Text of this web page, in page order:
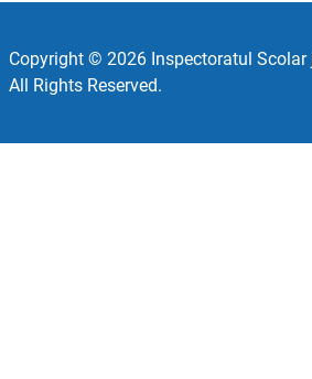
Copyright © 2026 Inspectoratul Scolar
All Rights Reserved.